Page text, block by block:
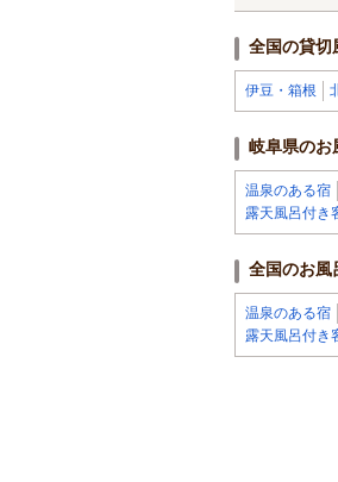
全国の貸切
伊豆・箱根
岐阜県のお
温泉のある宿
露天風呂付き
全国のお風
温泉のある宿
露天風呂付き